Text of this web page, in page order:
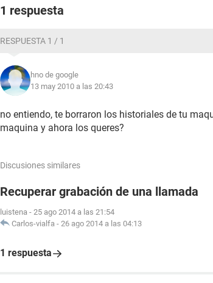
1 respuesta
RESPUESTA 1 / 1
hno de google
13 may 2010 a las 20:43
no entiendo, te borraron los historiales de tu
maquina y ahora los queres?
Discusiones similares
Recuperar grabación de una llamada
luistena - 25 ago 2014 a las 21:54
Carlos-vialfa - 26 ago 2014 a las 04:13
1 respuesta